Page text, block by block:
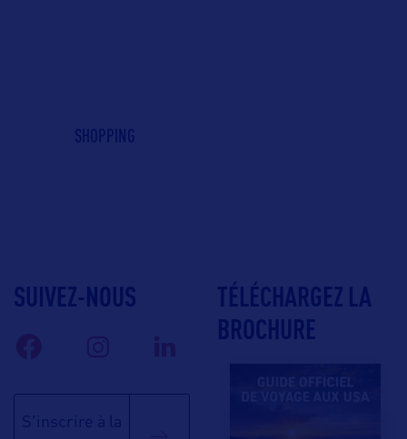
SHOPPING
SUIVEZ-NOUS
S'inscrire à la
TÉLÉCHARGEZ LA
BROCHURE